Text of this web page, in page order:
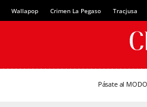
Wallapop Crimen La Pegaso Tracjusa
Pásate al